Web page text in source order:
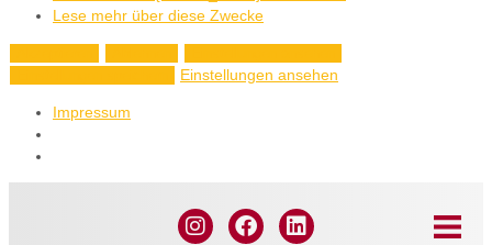
Lese mehr über diese Zwecke
Einstellungen ansehen
Impressum